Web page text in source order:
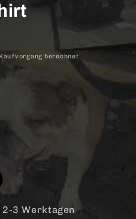
berechnet
3 Werktagen